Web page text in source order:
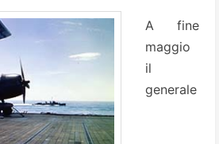
A fine
maggio
il
generale